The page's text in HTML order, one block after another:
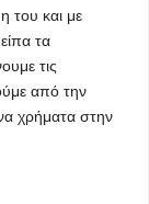
του και με
τα
τις
από την
χρήματα στην